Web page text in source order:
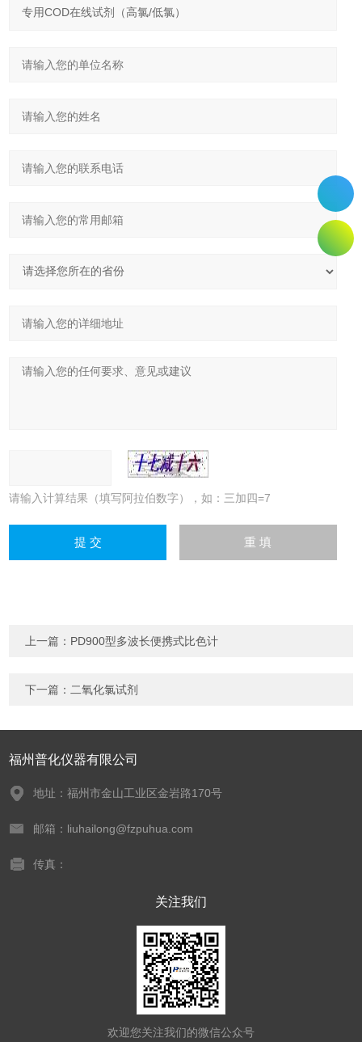
请输入计算结果（填写阿拉伯数字），如：三加四=7
上一篇： PD900型多波长便携式比色计
下一篇： 二氧化氯试剂
福州普化仪器有限公司
地址：福州市金山工业区金岩路170号
邮箱：liuhailong@fzpuhua.com
传真：
关注我们
欢迎您关注我们的微信公众号